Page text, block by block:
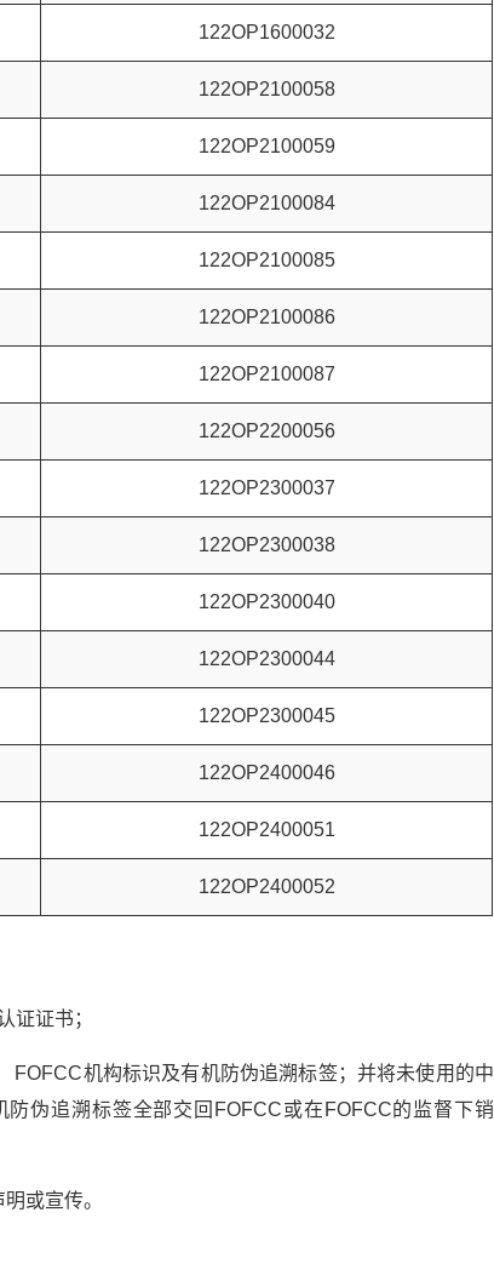
122OP1600032
122OP2100058
122OP2100059
122OP2100084
122OP2100085
122OP2100086
122OP2100087
122OP2200056
122OP2300037
122OP2300038
122OP2300040
122OP2300044
122OP2300045
122OP2400046
122OP2400051
122OP2400052
证证书；
FOFCC机构标识及有机防伪追溯标签；并将未使用的中
伪追溯标签全部交回FOFCC或在FOFCC的监督下销
或宣传。